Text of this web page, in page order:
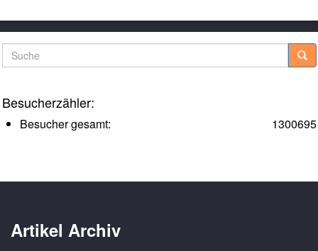
Suche
Besucherzähler:
1300695
Besucher gesamt:
Artikel Archiv